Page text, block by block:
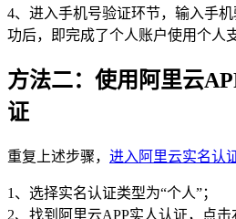
4、进入手机号验证环节，输入手
功后，即完成了个人账户使用个人
方法二：使用阿里云
证
重复上述步骤， 进入阿里云实名认
1、选择实名认证类型为“个人”；
2、找到阿里云APP实人认证，点击